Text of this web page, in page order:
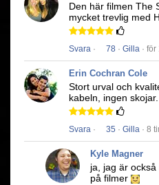
Den här filmen The
mycket trevlig med
Svara · 78 · Gilla ·
Erin Cochran Cole
Stort urval och
kabeln, ingen skojar.
Svara · 35 · Gilla · 8
Kyle Magner
ja, jag är
på filmer